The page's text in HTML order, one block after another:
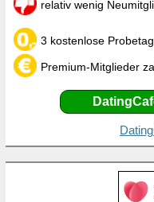
relativ wenig
3 kostenlose
Premium-Mitglieder